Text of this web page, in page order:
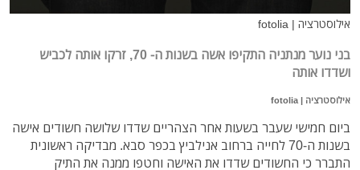
אילוסטרציה | fotolia
בני נוער מנתניה התקיפו אשה בשנות ה- 70, זרקו אותה לכביש
ושדדו אותה
אילוסטרציה | fotolia
ביום חמישי שעבר בשעות אחר הצהריים שדדו שלושה חשודים אישה
בשנות ה-70 לחייה ברחוב אנילביץ בכפר סבא. מבדיקה ראשונית
התברר כי החשודים שדדו את האישה וחטפו ממנה את התיק